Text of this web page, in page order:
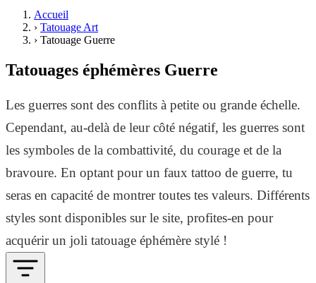
Accueil
› Tatouage Art
› Tatouage Guerre
Tatouages éphémères Guerre
Les guerres sont des conflits à petite ou grande échelle.
Cependant, au-delà de leur côté négatif, les guerres sont
les symboles de la combattivité, du courage et de la
bravoure. En optant pour un faux tattoo de guerre, tu
seras en capacité de montrer toutes tes valeurs. Différents
styles sont disponibles sur le site, profites-en pour
acquérir un joli tatouage éphémère stylé !